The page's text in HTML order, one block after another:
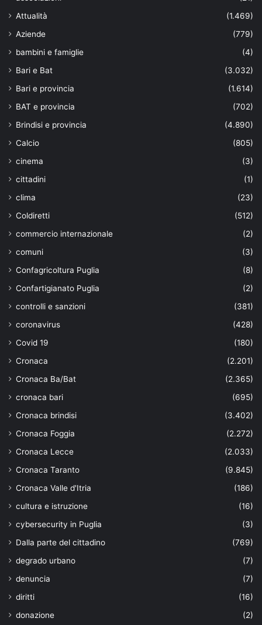
Attualità
(1.469)
Aziende
(779)
bambini e famiglie
(4)
Bari e Bat
(3.032)
Bari e provincia
(1.614)
BAT e provincia
(702)
Brindisi e provincia
(4.890)
Calcio
(805)
cinema
(3)
cittadini
(1)
clima
(23)
Coldiretti
(512)
commercio internazionale
(2)
comuni
(3)
Confagricoltura Puglia
(8)
Confartigianato Puglia
(2)
controlli e sanzioni
(381)
coronavirus
(428)
Covid 19
(180)
Cronaca
(2.201)
Cronaca Ba/Bat
(2.365)
cronaca bari
(695)
Cronaca brindisi
(3.402)
Cronaca Foggia
(2.272)
Cronaca Lecce
(2.033)
Cronaca Taranto
(9.845)
Cronaca Valle d'Itria
(186)
cultura e istruzione
(16)
cybersecurity in Puglia
(3)
Dalla parte del cittadino
(769)
degrado urbano
(7)
denuncia
(7)
diritti
(16)
donazione
(2)